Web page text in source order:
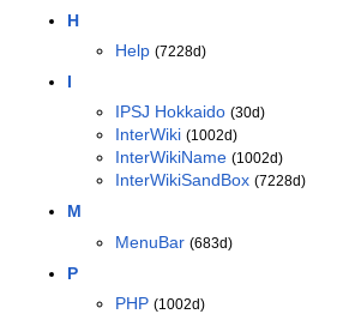
H
Help (7228d)
I
IPSJ Hokkaido (30d)
InterWiki (1002d)
InterWikiName (1002d)
InterWikiSandBox (7228d)
M
MenuBar (683d)
P
PHP (1002d)